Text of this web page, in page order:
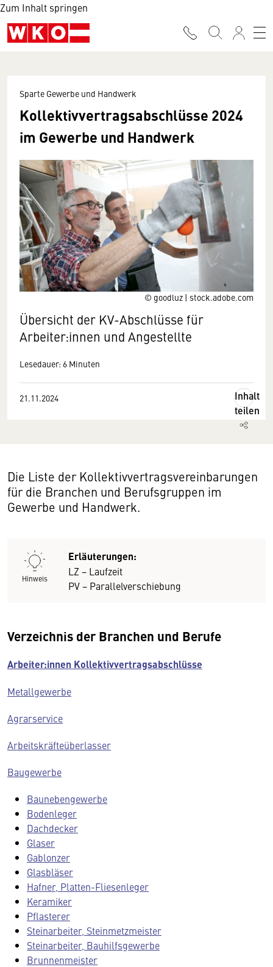
Zum Inhalt springen
© goodluz | stock.adobe.com
Sparte Gewerbe und Handwerk
Kollektivvertragsabschlüsse 2024
im Gewerbe und Handwerk
Übersicht der KV-Abschlüsse für
Arbeiter:innen und Angestellte
Lesedauer: 6 Minuten
21.11.2024
Inhalt
teilen
Die Liste der Kollektivvertragsvereinbarungen
für die Branchen und Berufsgruppen im
Gewerbe und Handwerk.
Hinweis
Erläuterungen:
LZ − Laufzeit
PV − Parallelverschiebung
Verzeichnis der Branchen und Berufe
Arbeiter:innen Kollektivvertragsabschlüsse
Metallgewerbe
Agrarservice
Arbeitskräfteüberlasser
Baugewerbe
Baunebengewerbe
Bodenleger
Dachdecker
Glaser
Gablonzer
Glasbläser
Hafner, Platten-Fliesenleger
Keramiker
Pflasterer
Steinarbeiter, Steinmetzmeister
Steinarbeiter, Bauhilfsgewerbe
Brunnenmeister